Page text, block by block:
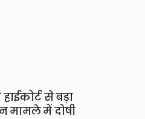
से बड़ा
मामले में दोषी